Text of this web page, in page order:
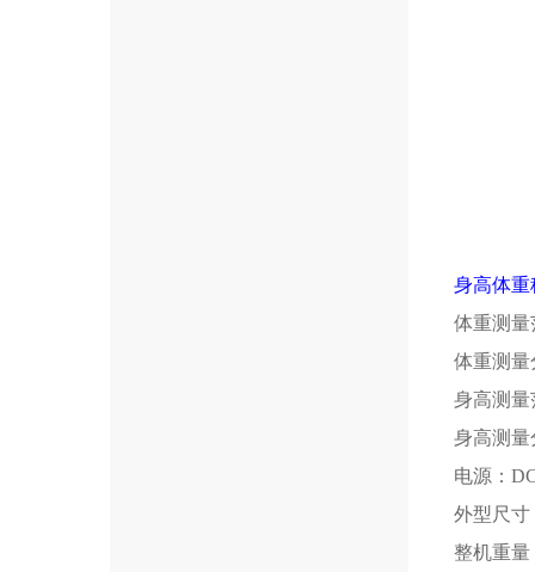
身高体重
体重测量
体重测量
身高测量
身高测量
电源：
外型尺寸
整机重量